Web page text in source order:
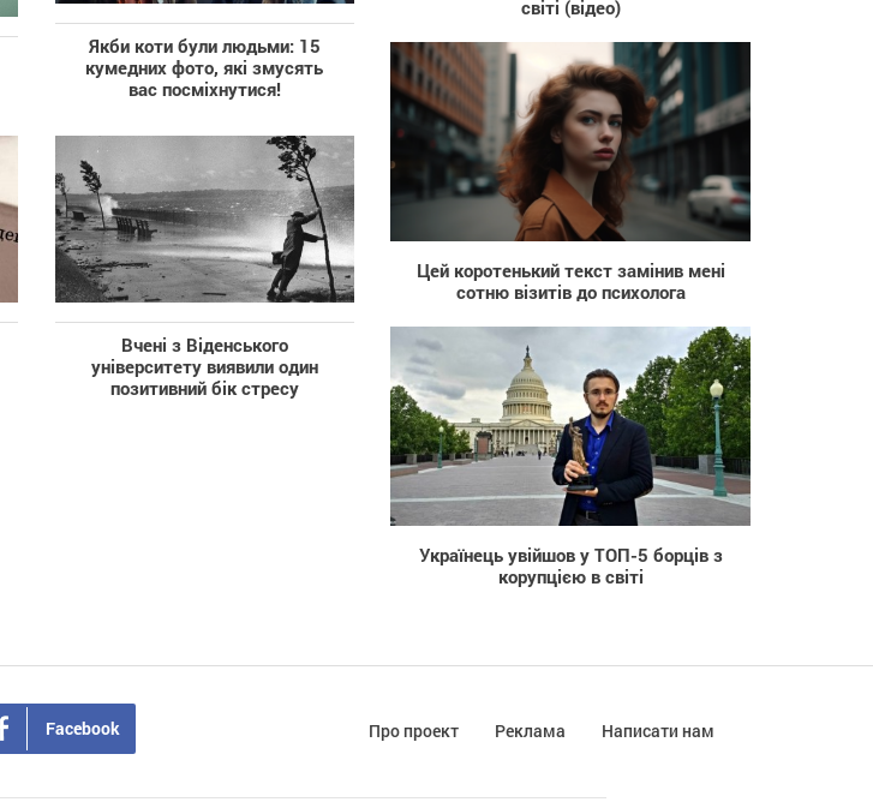
Якби коти були людьми: 15
кумедних фото, які змусять
вас посміхнутися!
Вчені з Віденського
університету виявили один
позитивний бік стресу
світі (відео)
46 481
Цей коротенький текст замінив мені
сотню візитів до психолога
572
Українець увійшов у ТОП-5 борців з
корупцією в світі
Facebook Про проект Реклама Написати нам